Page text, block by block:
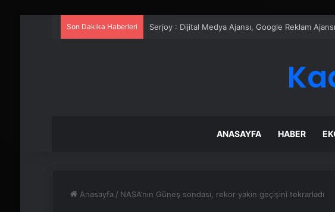
Son Dakika Haberleri UETDS Nedir ? Uetds.com İle Akıllı Dijital
ANASAYFA HABER
Anasayfa / NASA’nın Güneş sondası, rekor yakın geçişini tekrarladı